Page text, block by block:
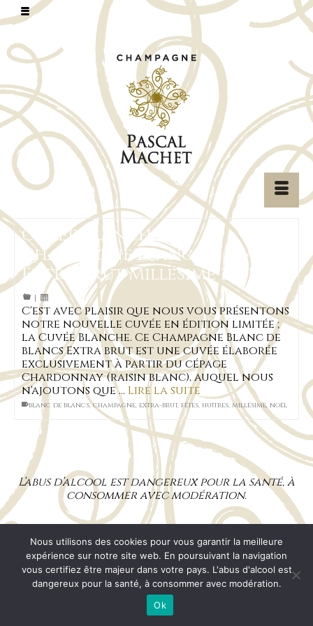
Cuvée Blanche, un
Champagne Blanc de Blancs
Extra Brut Millésime 2011
|
C'est avec plaisir que nous vous présentons
notre nouvelle cuvée en édition limitée ;
la Cuvée Blanche. Ce Champagne Blanc de
blancs Extra brut est une cuvée élaborée
exclusivement à partir du cépage
Chardonnay (raisin blanc), auquel nous
n'ajoutons que … Lire la suite
blanc de blancs,champagne, extra-brut, fêtes, huîtres, millésime, noël
L’abus d’alcool est dangereux pour la santé, à
consommer avec modération.
© 2026 Champagne Pascal MACHET
Nous utilisons des cookies pour vous garantir la meilleure
expérience sur notre site web. En poursuivant la navigation
vous certifiez être majeur dans votre pays. L'abus d'alcool est
dangereux pour la santé, à consommer avec modération.
Ok